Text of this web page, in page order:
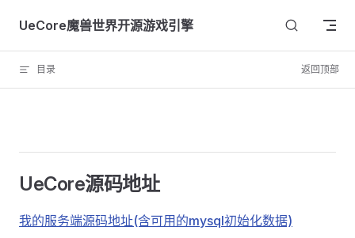
Skip to content
UeCore魔兽世界开源游戏引擎
目录 返回顶部
UeCore源码地址
我的服务端源码地址(含可用的mysql初始化数据)